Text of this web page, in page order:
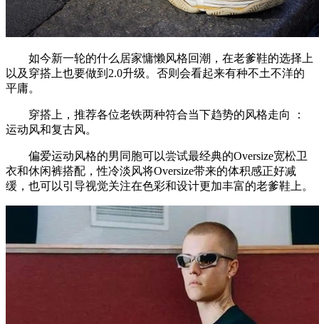
如今新一轮的什么居家慵懒风格回潮，在老爹鞋的选择上
以及穿搭上也要做到2.0升级。否则会看起来有种不土不洋的
平庸。
穿搭上，推荐各位老铁两种符合当下趋势的风格走向 ：
运动风和复古风。
偏爱运动风格的男同胞可以尝试最经典的Oversize宽松卫
衣和休闲裤搭配，性冷淡风将Oversize带来的体积感正好减
缓，也可以引导视觉关注在色彩和设计更加丰富的老爹鞋上。